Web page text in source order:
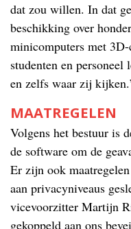
dat zou willen. In dat
beschikking over
minicomputers met 3D-
studenten en
en zelfs waar zij kijken.’
MAATREGELEN
Volgens het bestuur is
de software om de
Er zijn ook
aan privacyniveaus
vicevoorzitter Martijn
gekoppeld aan ons